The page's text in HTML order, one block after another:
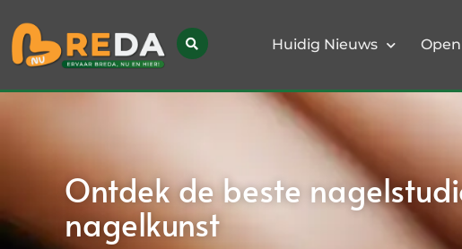
Huidig Nieuws
Ontdek de beste
nagelkunst